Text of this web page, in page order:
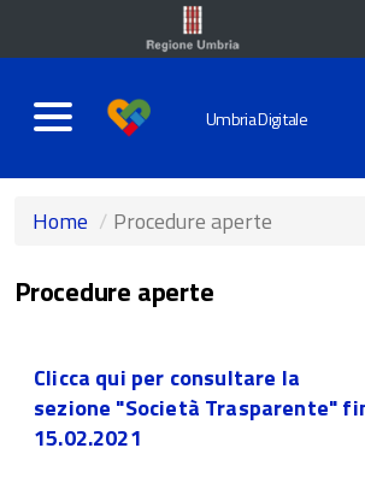
Umbria Digitale
Home Procedure aperte
Procedure aperte
Clicca qui per consultare la
sezione "Società Trasparente"
15.02.2021